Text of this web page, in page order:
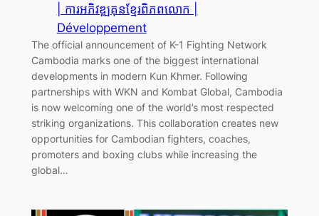
| ការអភិវឌ្ឍគុនខ្មែរពិភពលោក |
Développement
The official announcement of K-1 Fighting Network
Cambodia marks one of the biggest international
developments in modern Kun Khmer. Following
partnerships with WKN and Kombat Global, Cambodia
is now welcoming one of the world’s most respected
striking organizations. This collaboration creates new
opportunities for Cambodian fighters, coaches,
promoters and boxing clubs while increasing the
global…